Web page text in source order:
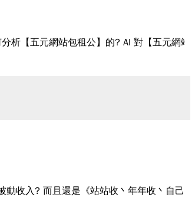
元網站包租公】的? AI 對【五元網站包租公
收入? 而且還是《站站收丶年年收丶自己